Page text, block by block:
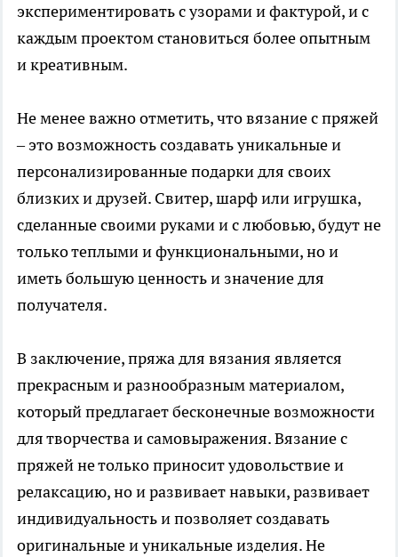
экспериментировать с узорами и фактурой, и с
каждым проектом становиться более опытным
и креативным.
Не менее важно отметить, что вязание с пряжей
– это возможность создавать уникальные и
персонализированные подарки для своих
близких и друзей. Свитер, шарф или игрушка,
сделанные своими руками и с любовью, будут не
только теплыми и функциональными, но и
иметь большую ценность и значение для
получателя.
В заключение, пряжа для вязания является
прекрасным и разнообразным материалом,
который предлагает бесконечные возможности
для творчества и самовыражения. Вязание с
пряжей не только приносит удовольствие и
релаксацию, но и развивает навыки, развивает
индивидуальность и позволяет создавать
оригинальные и уникальные изделия. Не